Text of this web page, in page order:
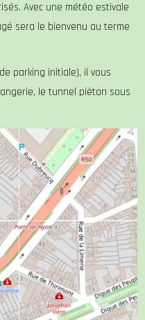
Avec une météo estivale
sera le bienvenu au terme
parking initiale), il vous
le tunnel piéton sous